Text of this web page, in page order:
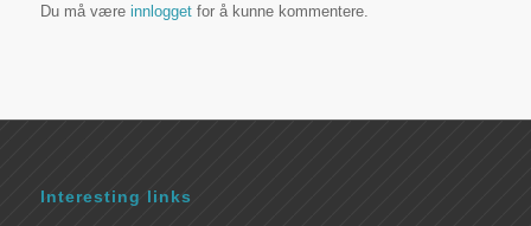
Du må være innloggetfor å kunne kommentere.
Interesting links